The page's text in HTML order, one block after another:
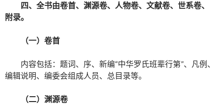
四、全书由卷首、渊源卷、人物卷、文献卷、世系卷、
附录。
（一）卷首
内容包括：题词、序、新编“中华罗氏班辈行第”、凡例、
编辑说明、编委会组成人员、总目录等。
（二）渊源卷